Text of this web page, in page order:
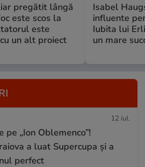
pregătit lângă
este scos la
este
un alt proiect
Isabel
influente
Iubita lui
un mare
12 iul.
pe „Ion Oblemenco”!
a luat Supercupa și a
perfect